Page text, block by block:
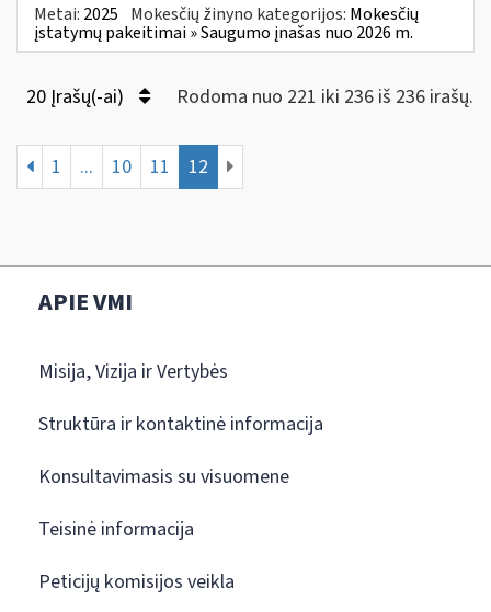
Metai: 2025 Mokesčių žinyno kategorijos: Mokesčių
įstatymų pakeitimai » Saugumo įnašas nuo 2026 m.
20 Įrašų(-ai) Rodoma nuo 221 iki 236 iš 236 irašų.
1 ... 10 11 12
APIE VMI
Misija, Vizija ir Vertybės
Struktūra ir kontaktinė informacija
Konsultavimasis su visuomene
Teisinė informacija
Peticijų komisijos veikla